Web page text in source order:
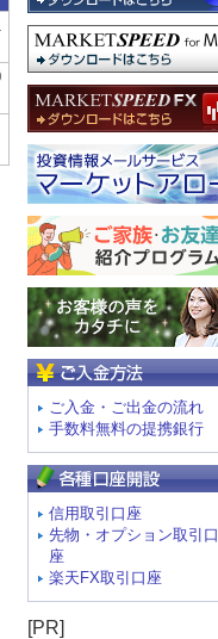
ご入金・ご出金の流れ
手数料無料の提携銀行
信用取引口座
先物・オプション取引口
座
楽天FX取引口座
[PR]